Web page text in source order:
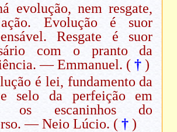
evolução, nem resgate,
Evolução é suor
Resgate é suor
com o pranto da
— Emmanuel. († )
é lei, fundamento da
selo da perfeição em
os escaninhos do
— Neio Lúcio. († )